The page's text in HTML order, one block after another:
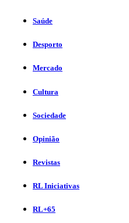
Saúde
Desporto
Mercado
Cultura
Sociedade
Opinião
Revistas
RL Iniciativas
RL+65